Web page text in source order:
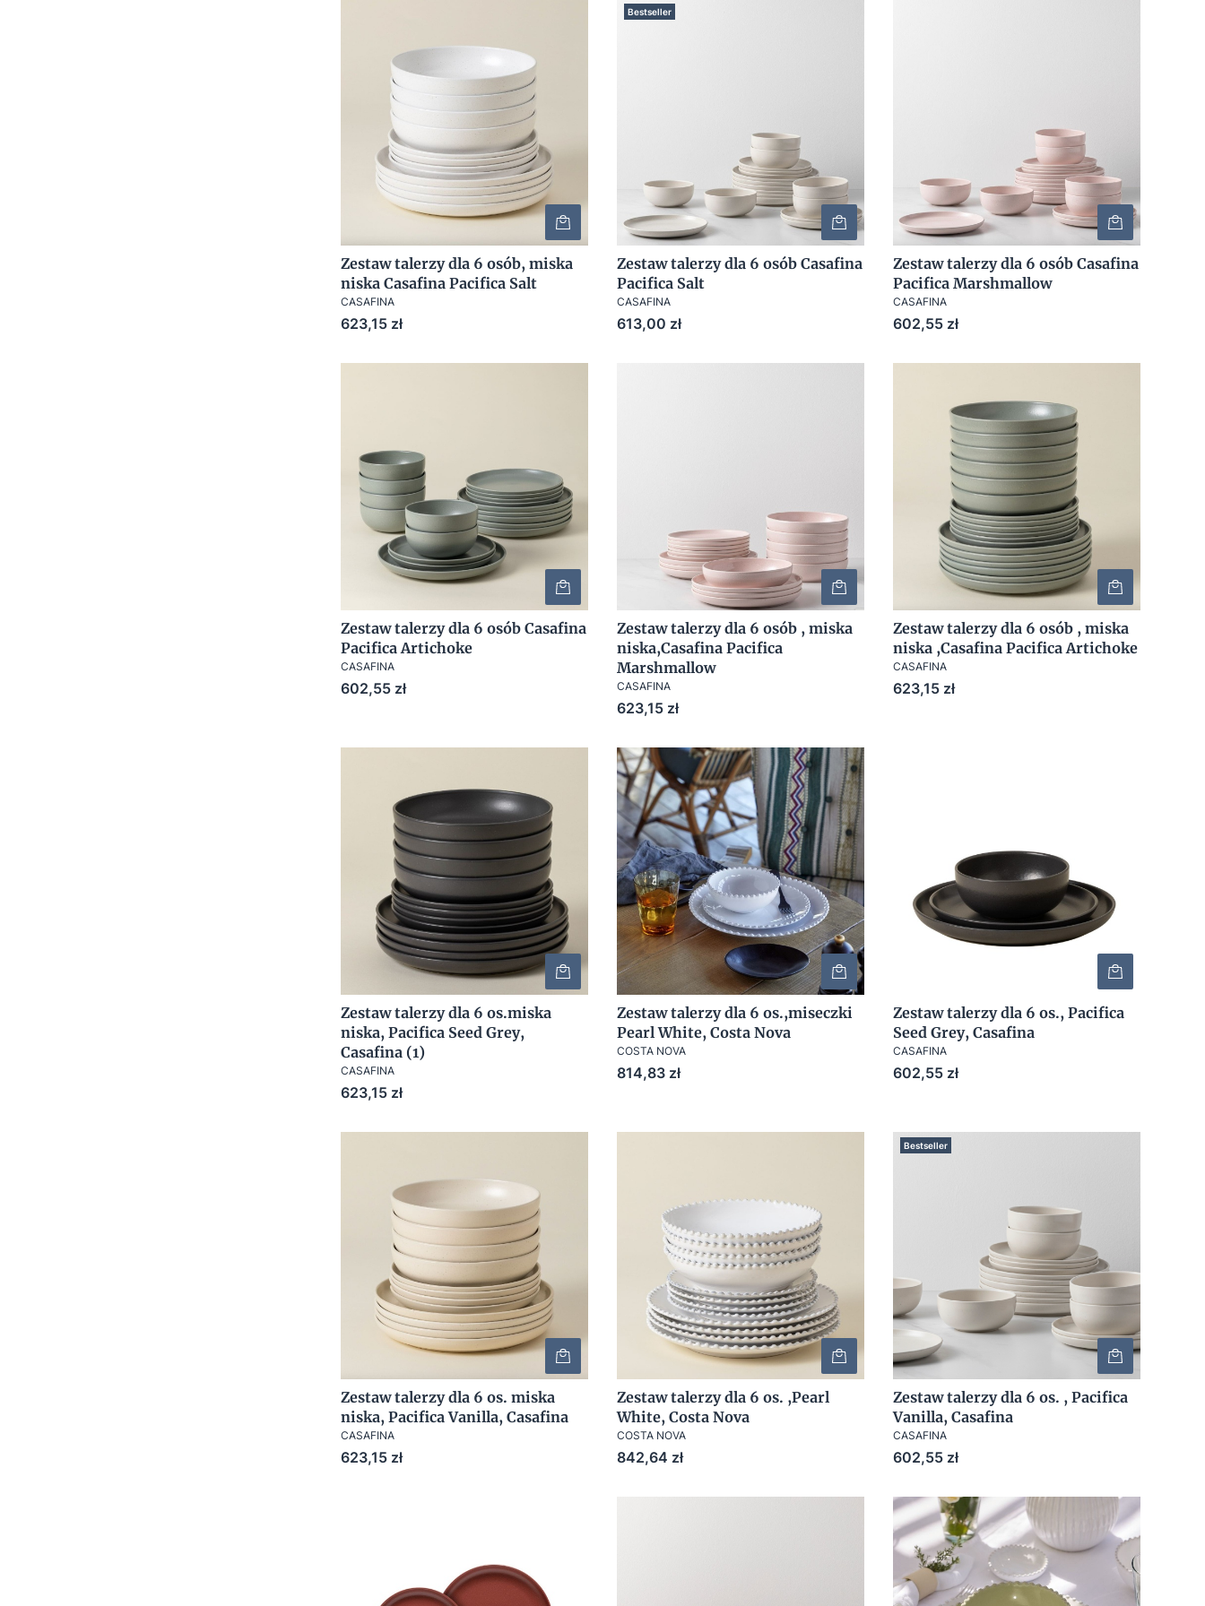
Zestaw talerzy dla 6 osób, miska
niska Casafina Pacifica Salt
CASAFINA
Cena
623,15 zł
Bestseller
Zestaw talerzy dla 6 osób Casafina
Pacifica Salt
CASAFINA
Cena
613,00 zł
Zestaw talerzy dla 6 osób Casafina
Pacifica Marshmallow
CASAFINA
Cena
602,55 zł
Zestaw talerzy dla 6 osób Casafina
Pacifica Artichoke
CASAFINA
Cena
602,55 zł
Zestaw talerzy dla 6 osób , miska
niska,Casafina Pacifica
Marshmallow
CASAFINA
Cena
623,15 zł
Zestaw talerzy dla 6 osób , miska
niska ,Casafina Pacifica Artichoke
CASAFINA
Cena
623,15 zł
Zestaw talerzy dla 6 os.miska
niska, Pacifica Seed Grey,
Casafina (1)
CASAFINA
Cena
623,15 zł
Zestaw talerzy dla 6 os.,miseczki
Pearl White, Costa Nova
COSTA NOVA
Cena
814,83 zł
Zestaw talerzy dla 6 os., Pacifica
Seed Grey, Casafina
CASAFINA
Cena
602,55 zł
Zestaw talerzy dla 6 os. miska
niska, Pacifica Vanilla, Casafina
CASAFINA
Cena
623,15 zł
Zestaw talerzy dla 6 os. ,Pearl
White, Costa Nova
COSTA NOVA
Cena
842,64 zł
Bestseller
Zestaw talerzy dla 6 os. , Pacifica
Vanilla, Casafina
CASAFINA
Cena
602,55 zł